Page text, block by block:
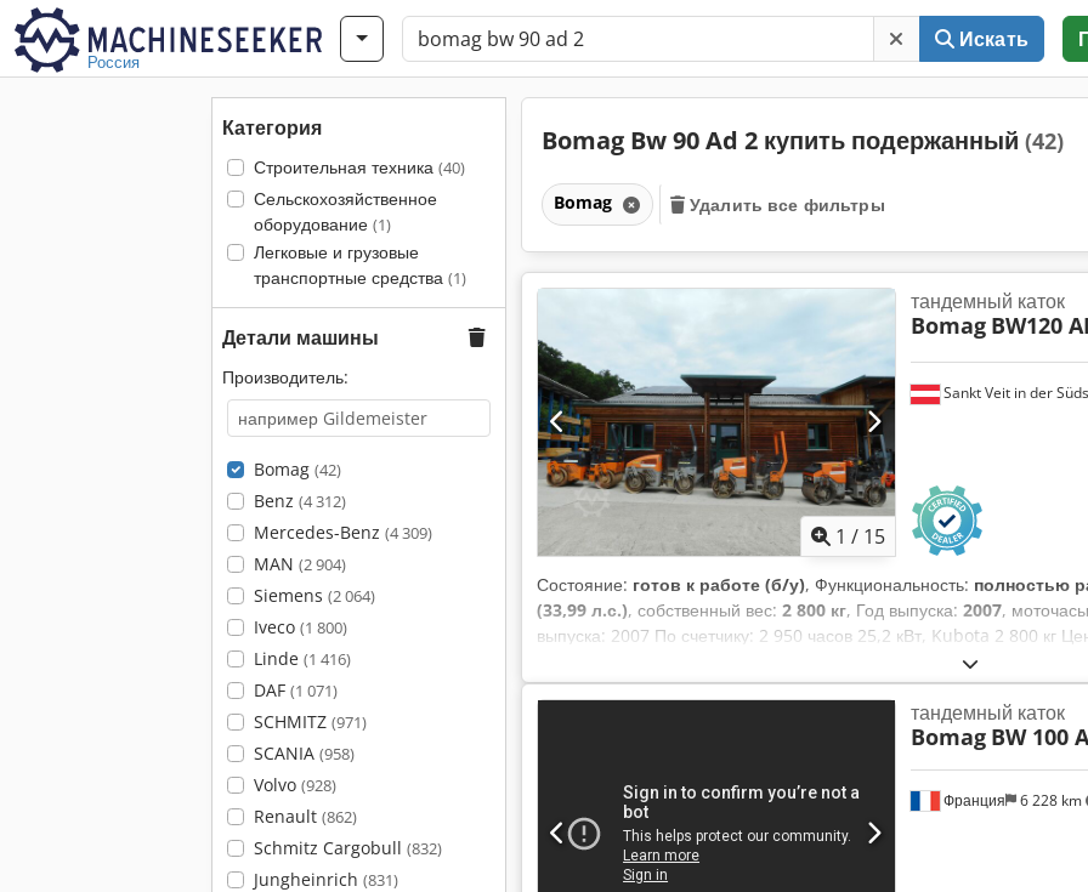
Россия
Искать
Категория
Строительная техника (40)
Сельскохозяйственное
оборудование (1)
Легковые и грузовые
транспортные средства (1)
Детали машины
Производитель:
Bomag (42)
Benz (4 312)
Mercedes-Benz (4 309)
MAN (2 904)
Siemens (2 064)
Iveco (1 800)
Linde (1 416)
DAF (1 071)
SCHMITZ (971)
SCANIA (958)
Volvo (928)
Renault (862)
Schmitz Cargobull (832)
Jungheinrich (831)
Bomag Bw 90 Ad 2 купить подержанный (42)
Bomag Удалить все фильтры
1 / 15
Sankt Veit in der
тандемный каток
Bomag BW120
Состояние: готов к работе (б/у), Функциональность: полностью
(33,99 л.с.), собственный вес: 2 800 кг, Год выпуска: 2007,
выпуска: 2007 По счетчику: 2 950 часов 25,2 кВт, Kubota 2 800 кг
BW100AD-4 Год выпуска: 2005 По счетчику: 6 594 часа 25,2 кВт,
нетто Cjdezc Iyvjpfx Abrsrf Hamm HD 10 Год выпуска: 2006 По
кг Цена продажи: 8 800,-- нетто Hamm HD 10 Год выпуска: 2006 По
450 кг Цена продажи: 8 800,-- нетто Также возможна недорогая
Франция 6 228 km
тандемный каток
Bomag BW 100